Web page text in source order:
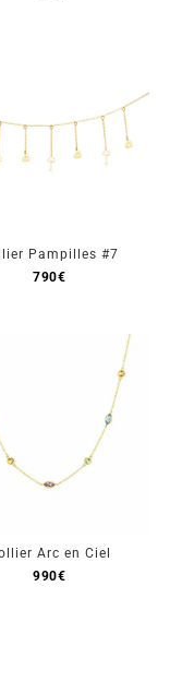
Pampilles #7
790€
Arc en Ciel
990€